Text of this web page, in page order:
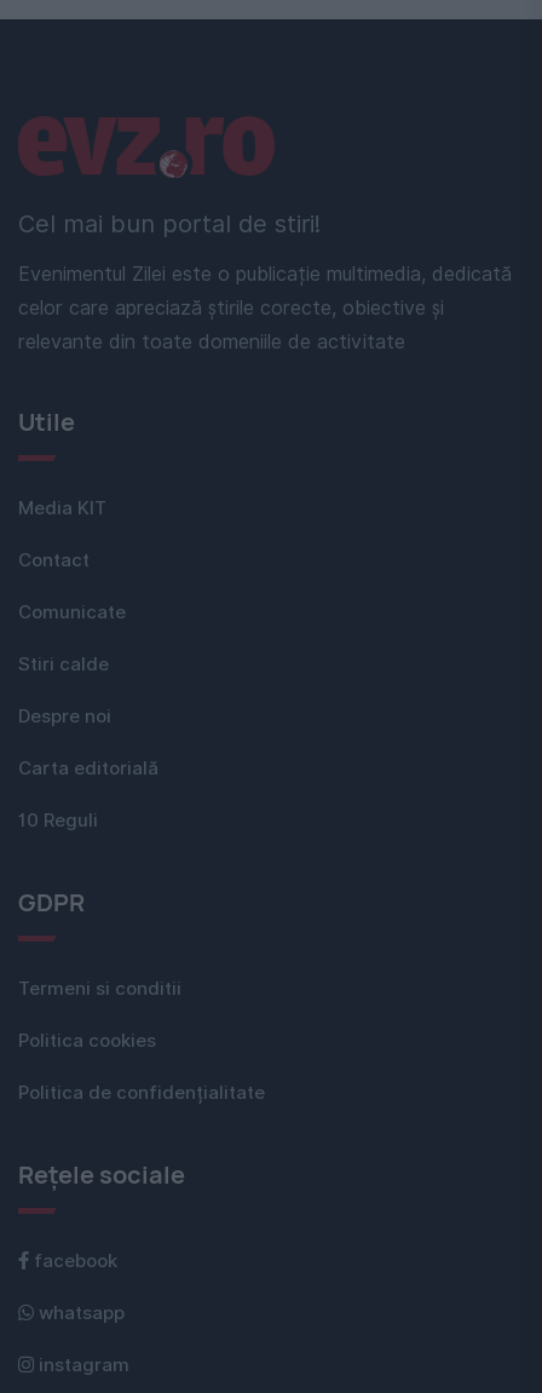
Cel mai bun portal de stiri!
Evenimentul Zilei este o publicație multimedia, dedicată
celor care apreciază știrile corecte, obiective și
relevante din toate domeniile de activitate
Linkuri utile
Utile
Media KIT
Contact
Comunicate
Stiri calde
Despre noi
Carta editorială
10 Reguli
GDPR
Termeni si conditii
Politica cookies
Politica de confidențialitate
Rețele sociale
facebook
whatsapp
instagram